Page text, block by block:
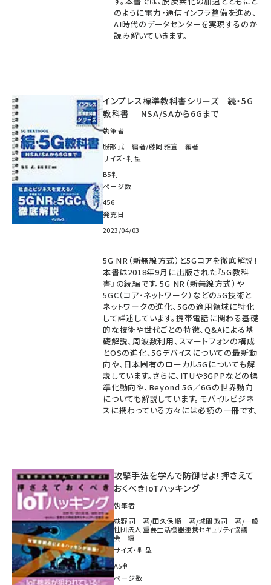
のように電力・通信インフラ整備を進め、
AI時代のデータセンターを実現するのか
読み解いていきます。
インプレス標準教科書シリーズ 続・5G
教科書 NSA/SAから6Gまで
執筆者
服部 武 編著/藤岡 雅宣 編著
サイズ・判型
B5判
ページ数
456
発売日
2023/04/03
5G NR（新無線方式）と5Gコアを徹底解説！
本書は2018年9月に出版された『5G教科
書』の続編です。5G NR（新無線方式）や
5GC（コア・ネットワーク）などの5G技術と
ネットワークの進化、5Gの適用領域に特化
して詳述しています。携帯電話に関わる基礎
的な技術や世代ごとの特徴、Q&Aによる基
礎解説、周波数利用、スマートフォンの構成
とOSの進化、5Gデバイスについての最新動
向や、日本固有のローカル5Gについても解
説しています。さらに、ITUや3GPPなどの標
準化動向や、Beyond 5G／6Gの世界動向
についても解説しています。モバイルビジネ
スに携わっている方々には必読の一冊です。
攻撃手法を学んで防御せよ! 押さえて
おくべきIoTハッキング
執筆者
荻野 司 著/田久保 順 著/城間 政司 著/一般
社団法人 重要生活機器連携セキュリティ協議
会 編
サイズ・判型
A5判
ページ数